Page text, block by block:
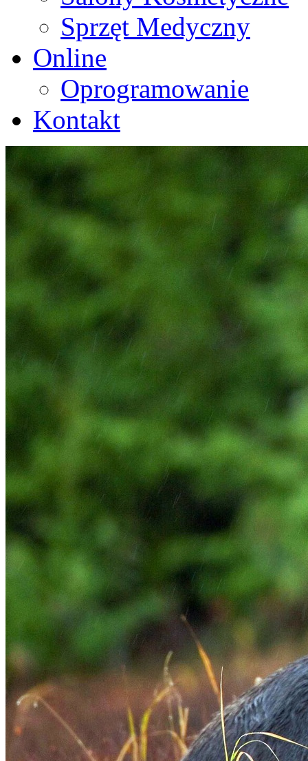
Sprzęt Medyczny
Online
Oprogramowanie
Kontakt